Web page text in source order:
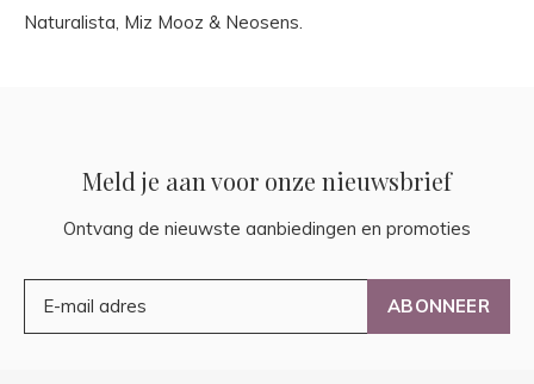
Naturalista, Miz Mooz & Neosens.
Meld je aan voor onze nieuwsbrief
Ontvang de nieuwste aanbiedingen en promoties
ABONNEER